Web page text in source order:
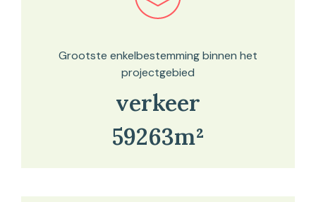
Bekijk in onze kaartviewer
Grootste enkelbestemming binnen het
projectgebied
verkeer
59263m²